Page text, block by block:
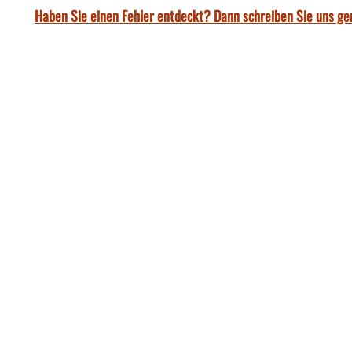
Haben Sie einen Fehler entdeckt? Dann schreiben Sie uns